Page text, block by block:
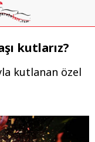
kutlarız?
kutlanan özel